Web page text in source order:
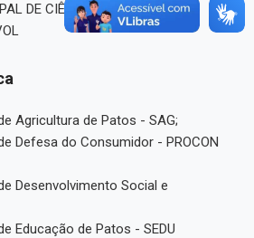
DE CIÊNCIA, TECNOLOGIA,
Agricultura de Patos - SAG;
Defesa do Consumidor - PROCON
Desenvolvimento Social e
Educação de Patos - SEDU